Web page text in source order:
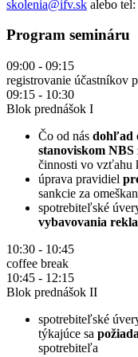
skolenia@ifv.sk alebo tel:
Program semináru
09:00 - 09:15
registrovanie účastníkov
09:15 - 10:30
Blok prednášok I
Čo od nás dohľad
stanoviskom NBS
činnosti vo vzťahu
úprava pravidiel
sankcie za
spotrebiteľské
vybavovania
10:30 - 10:45
coffee break
10:45 - 12:15
Blok prednášok II
spotrebiteľské
týkajúce sa
spotrebiteľa